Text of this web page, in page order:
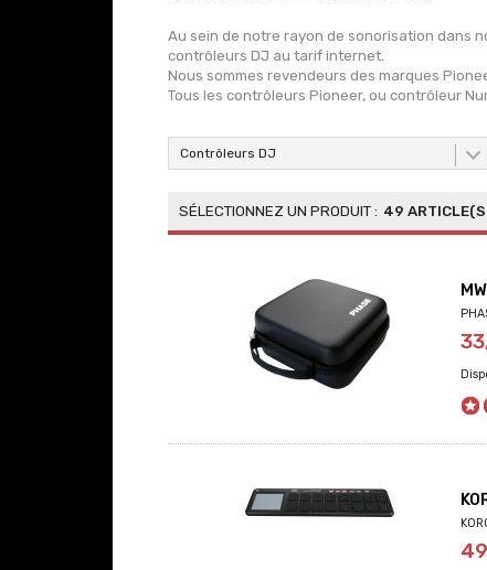
Au sein de notre rayon de sonorisation dans
contrôleurs DJ au tarif internet.
Nous sommes revendeurs des marques
Tous les contrôleurs Pioneer, ou contrôleur
Contrôleurs DJ
49